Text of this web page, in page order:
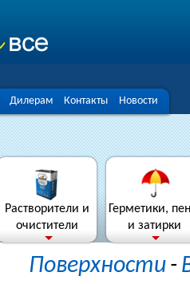
Дилерам Контакты Новости
Растворители и
очистители
Герметики,
и затирки
Поверхности-